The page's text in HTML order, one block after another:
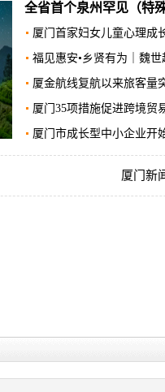
福州人速看！本月起调
闽侯白沙园“硬件”再提升
福州260所学校体育场地
国内首例孤独症DBS手术
福州高新区六十份村安置
福州台江望龙路部分路段
| 福州